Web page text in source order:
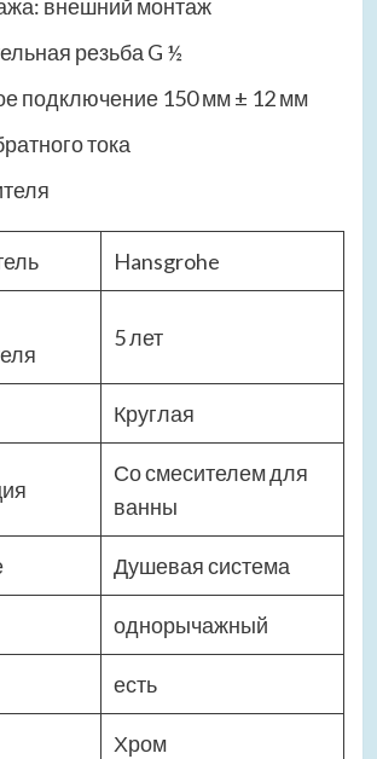
внешний монтаж
резьба G ½
подключение 150 мм ± 12 мм
тока
Hansgrohe
5 лет
Круглая
Со смесителем для
ванны
Душевая система
однорычажный
есть
Хром